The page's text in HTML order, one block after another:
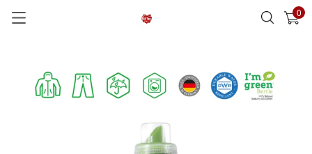
0
已加入購物車 查看